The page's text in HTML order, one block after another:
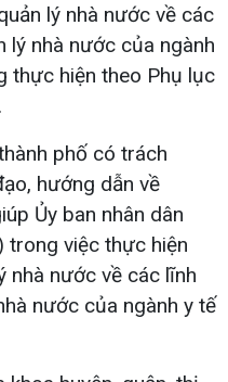
lý nhà nước về các
lý nhà nước của ngành
thực hiện theo Phụ lục
phố có trách
hướng dẫn về
Ủy ban nhân dân
trong việc thực hiện
nhà nước về các lĩnh
nước của ngành y tế